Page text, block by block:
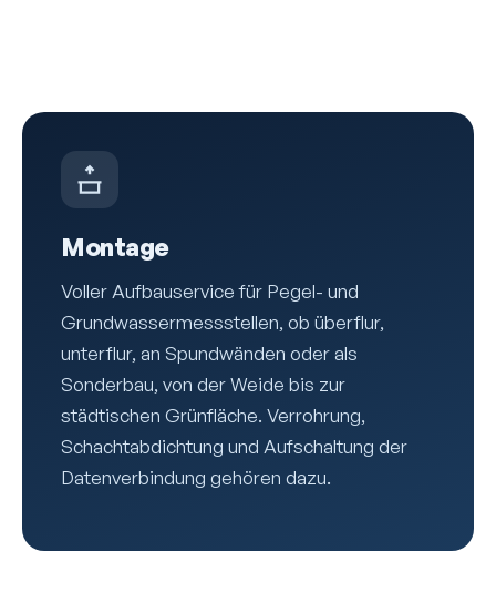
Montage
Voller Aufbauservice für Pegel- und
Grundwasser­messstellen, ob überflur,
unterflur, an Spundwänden oder als
Sonderbau, von der Weide bis zur
städtischen Grünfläche. Verrohrung,
Schacht­abdichtung und Aufschaltung der
Daten­verbindung gehören dazu.